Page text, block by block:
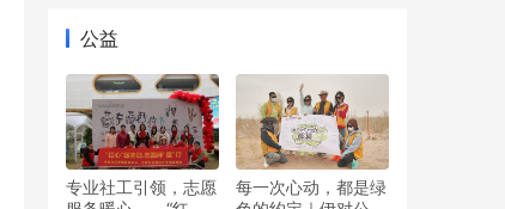
公益
专业社工引领，志愿
每一次心动，都是绿